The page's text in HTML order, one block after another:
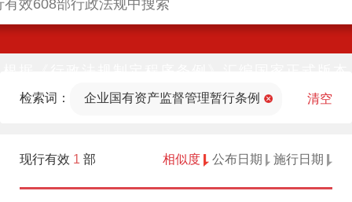
法部官网)同步公布
检索词： 企业国有资产监督管理暂行条例 清空
现行有效 1 部 相似度 公布日期 施行日期